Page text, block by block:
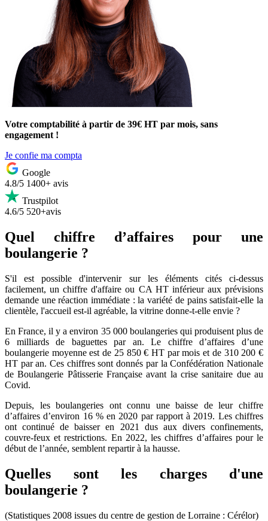
Votre comptabilité à partir de 39€ HT par mois, sans
engagement !
Je confie ma compta
Google
4.8/5 1400+ avis
Trustpilot
4.6/5 520+avis
Quel chiffre d’affaires pour une
boulangerie ?
S'il est possible d'intervenir sur les éléments cités ci-dessus
facilement, un chiffre d'affaire ou CA HT inférieur aux prévisions
demande une réaction immédiate : la variété de pains satisfait-elle la
clientèle, l'accueil est-il agréable, la vitrine donne-t-elle envie ?
En France, il y a environ 35 000 boulangeries qui produisent plus de
6 milliards de baguettes par an. Le chiffre d’affaires d’une
boulangerie moyenne est de 25 850 € HT par mois et de 310 200 €
HT par an. Ces chiffres sont donnés par la Confédération Nationale
de Boulangerie Pâtisserie Française avant la crise sanitaire due au
Covid.
Depuis, les boulangeries ont connu une baisse de leur chiffre
d’affaires d’environ 16 % en 2020 par rapport à 2019. Les chiffres
ont continué de baisser en 2021 dus aux divers confinements,
couvre-feux et restrictions. En 2022, les chiffres d’affaires pour le
début de l’année, semblent repartir à la hausse.
Quelles sont les charges d'une
boulangerie ?
(Statistiques 2008 issues du centre de gestion de Lorraine : Cérélor)